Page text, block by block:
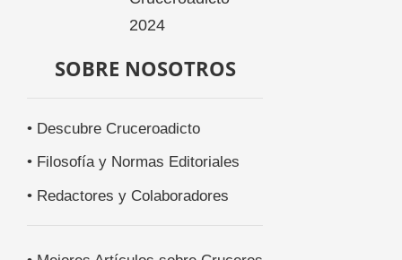
SOBRE NOSOTROS
• Descubre Cruceroadicto
• Filosofía y Normas Editoriales
• Redactores y Colaboradores